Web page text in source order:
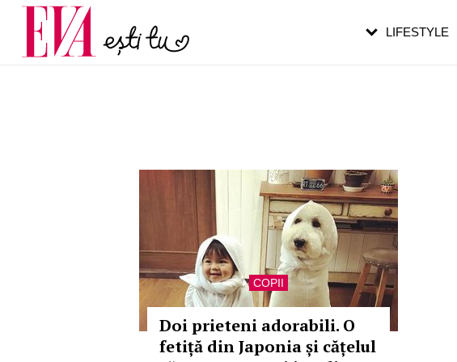
COPII
Doi prieteni adorabili. O
fetiță din Japonia și cățelul
LIFESTYLE
Carieră
Actualitate
pe măsură ce înaintezi în vârstă